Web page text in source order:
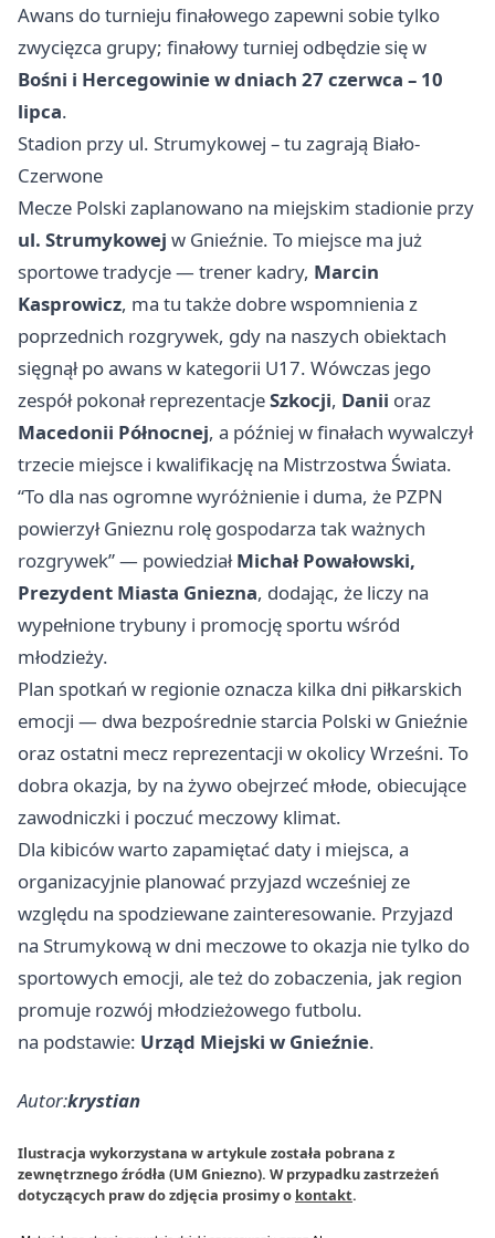
Awans do turnieju finałowego zapewni sobie tylko
zwycięzca grupy; finałowy turniej odbędzie się w
Bośni i Hercegowinie w dniach 27 czerwca – 10
lipca.
Stadion przy ul. Strumykowej – tu zagrają Biało-
Czerwone
Mecze Polski zaplanowano na miejskim stadionie przy
ul. Strumykowej w Gnieźnie. To miejsce ma już
sportowe tradycje — trener kadry, Marcin
Kasprowicz, ma tu także dobre wspomnienia z
poprzednich rozgrywek, gdy na naszych obiektach
sięgnął po awans w kategorii U17. Wówczas jego
zespół pokonał reprezentacjeSzkocji, Danii oraz
Macedonii Północnej, a później w finałach wywalczył
trzecie miejsce i kwalifikację na Mistrzostwa Świata.
“To dla nas ogromne wyróżnienie i duma, że PZPN
powierzył Gnieznu rolę gospodarza tak ważnych
rozgrywek” — powiedziałMichał Powałowski,
Prezydent Miasta Gniezna, dodając, że liczy na
wypełnione trybuny i promocję sportu wśród
młodzieży.
Plan spotkań w regionie oznacza kilka dni piłkarskich
emocji — dwa bezpośrednie starcia Polski w Gnieźnie
oraz ostatni mecz reprezentacji w okolicy Wrześni. To
dobra okazja, by na żywo obejrzeć młode, obiecujące
zawodniczki i poczuć meczowy klimat.
Dla kibiców warto zapamiętać daty i miejsca, a
organizacyjnie planować przyjazd wcześniej ze
względu na spodziewane zainteresowanie. Przyjazd
na Strumykową w dni meczowe to okazja nie tylko do
sportowych emocji, ale też do zobaczenia, jak region
promuje rozwój młodzieżowego futbolu.
na podstawie: Urząd Miejski w Gnieźnie.
Autor:krystian
Ilustracja wykorzystana w artykule została pobrana z
zewnętrznego źródła (UM Gniezno). W przypadku zastrzeżeń
dotyczących praw do zdjęcia prosimy o kontakt.